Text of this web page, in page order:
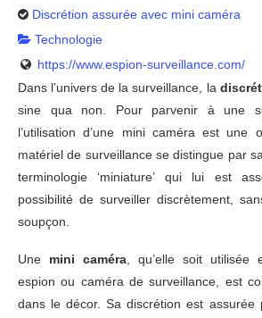
Discrétion assurée avec mini caméra
Technologie
https://www.espion-surveillance.com/
Dans l’univers de la surveillance, la
sine qua non. Pour parvenir à une
l’utilisation d’une mini caméra est une
matériel de surveillance se distingue par
terminologie ‘miniature’ qui lui est
possibilité de surveiller discrètement,
soupçon.
Une mini caméra , qu’elle soit
espion ou caméra de surveillance, est
dans le décor. Sa discrétion est